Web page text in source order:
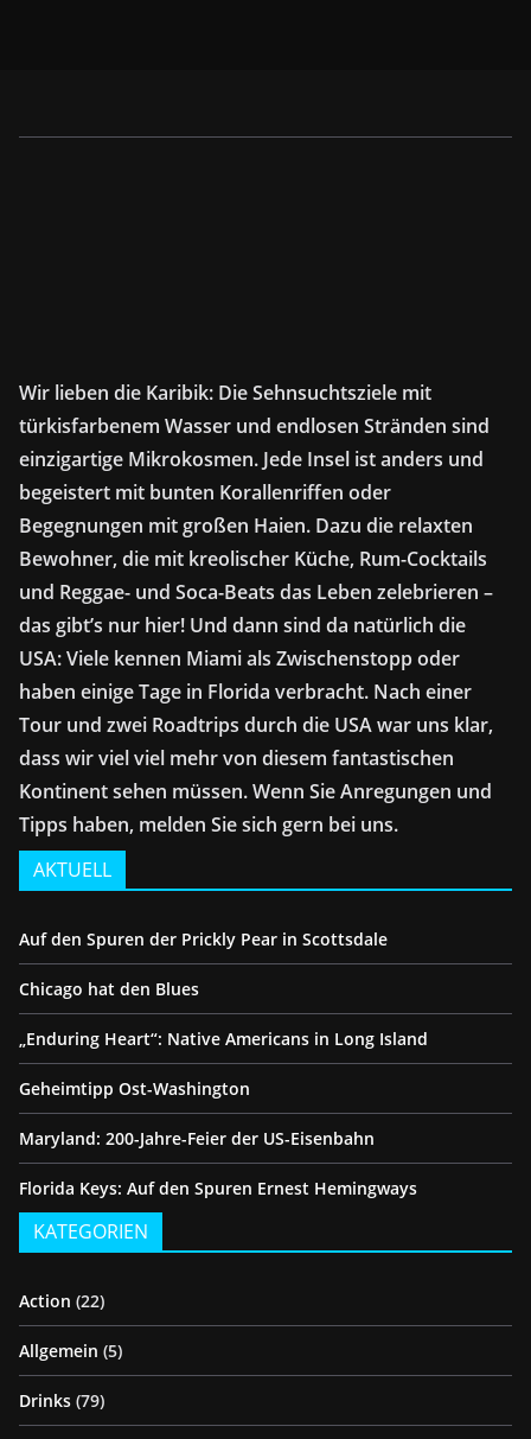
Wir lieben die Karibik: Die Sehnsuchtsziele mit
türkisfarbenem Wasser und endlosen Stränden sind
einzigartige Mikrokosmen. Jede Insel ist anders und
begeistert mit bunten Korallenriffen oder
Begegnungen mit großen Haien. Dazu die relaxten
Bewohner, die mit kreolischer Küche, Rum-Cocktails
und Reggae- und Soca-Beats das Leben zelebrieren –
das gibt’s nur hier! Und dann sind da natürlich die
USA: Viele kennen Miami als Zwischenstopp oder
haben einige Tage in Florida verbracht. Nach einer
Tour und zwei Roadtrips durch die USA war uns klar,
dass wir viel viel mehr von diesem fantastischen
Kontinent sehen müssen. Wenn Sie Anregungen und
Tipps haben, melden Sie sich gern bei uns.
AKTUELL
Auf den Spuren der Prickly Pear in Scottsdale
Chicago hat den Blues
„Enduring Heart“: Native Americans in Long Island
Geheimtipp Ost-Washington
Maryland: 200-Jahre-Feier der US-Eisenbahn
Florida Keys: Auf den Spuren Ernest Hemingways
KATEGORIEN
Action (22)
Allgemein (5)
Drinks (79)